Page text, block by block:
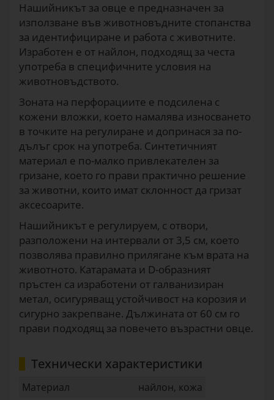
Нашийникът за овце е предназначен за
използване във животновъдните стопанства
за идентифициране и работа с животните.
Изработен е от найлон, подходящ за честа
употреба в специфичните условия на
животновъдството.
Зоната на перфорациите е подсилена с
кожени вложки, което намалява износването
в точките на регулиране и допринася за по-
дълъг срок на употреба. Синтетичният
материал е по-малко привлекателен за
гризане, което го прави практично решение
за животни, които имат склонност да гризат
аксесоарите.
Нашийникът е регулируем, с отвори,
разположени на интервали от 3,5 см, което
позволява правилно прилягане към врата на
животното. Катарамата и D-образният
пръстен са изработени от галванизиран
метал, осигуряващ устойчивост на корозия и
сигурно закрепване. Дължината от 60 см го
прави подходящ за повечето възрастни овце.
Технически характеристики
Материал
найлон, кожа